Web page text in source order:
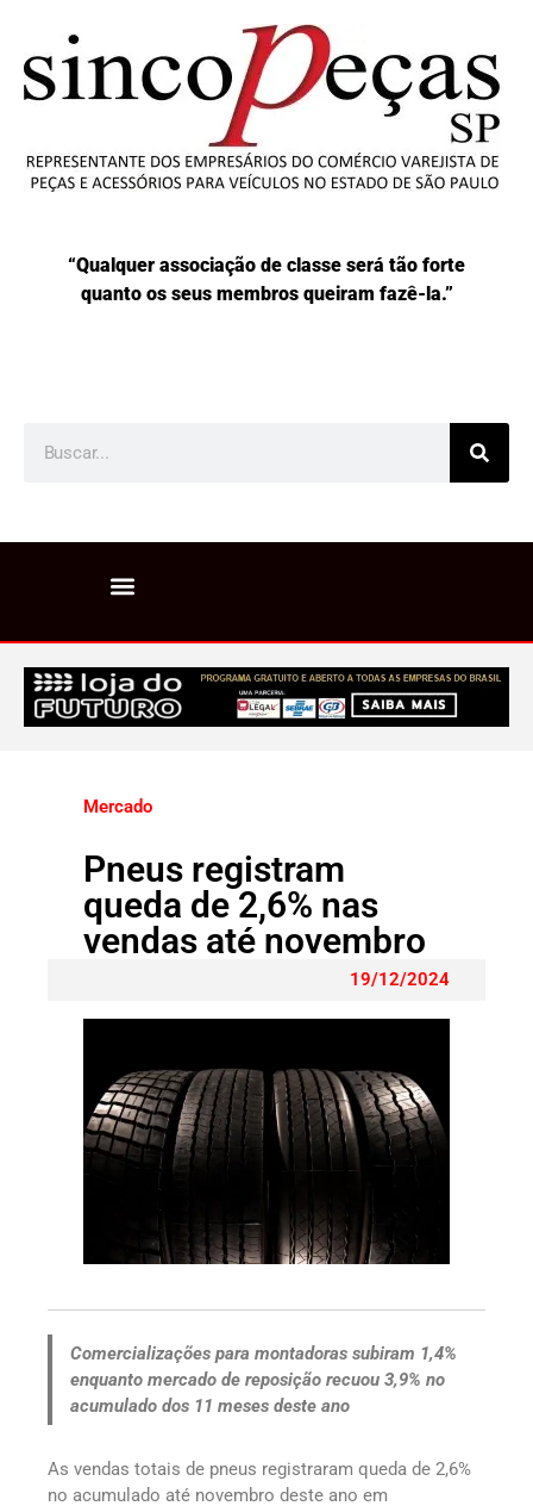
“Qualquer associação de classe será tão forte
quanto os seus membros queiram fazê-la.”
Mercado
Pneus registram
queda de 2,6% nas
vendas até novembro
19/12/2024
Comercializações para montadoras subiram 1,4%
enquanto mercado de reposição recuou 3,9% no
acumulado dos 11 meses deste ano
As vendas totais de pneus registraram queda de 2,6%
no acumulado até novembro deste ano em